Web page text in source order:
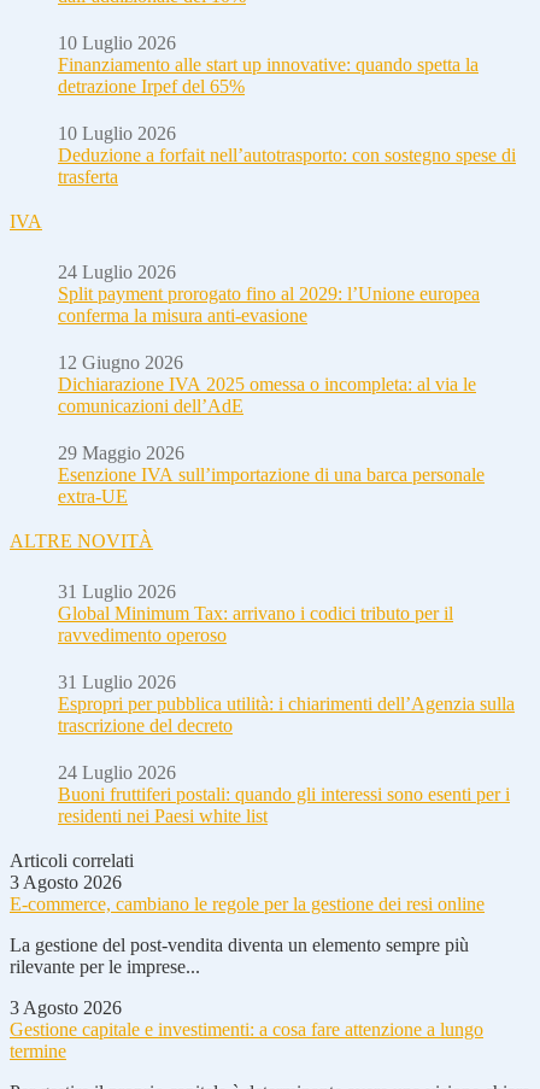
10 Luglio 2026
Finanziamento alle start up innovative: quando spetta la
detrazione Irpef del 65%
10 Luglio 2026
Deduzione a forfait nell’autotrasporto: con sostegno spese di
trasferta
IVA
24 Luglio 2026
Split payment prorogato fino al 2029: l’Unione europea
conferma la misura anti-evasione
12 Giugno 2026
Dichiarazione IVA 2025 omessa o incompleta: al via le
comunicazioni dell’AdE
29 Maggio 2026
Esenzione IVA sull’importazione di una barca personale
extra-UE
ALTRE NOVITÀ
31 Luglio 2026
Global Minimum Tax: arrivano i codici tributo per il
ravvedimento operoso
31 Luglio 2026
Espropri per pubblica utilità: i chiarimenti dell’Agenzia sulla
trascrizione del decreto
24 Luglio 2026
Buoni fruttiferi postali: quando gli interessi sono esenti per i
residenti nei Paesi white list
Articoli correlati
3 Agosto 2026
E-commerce, cambiano le regole per la gestione dei resi online
La gestione del post-vendita diventa un elemento sempre più
rilevante per le imprese...
3 Agosto 2026
Gestione capitale e investimenti: a cosa fare attenzione a lungo
termine